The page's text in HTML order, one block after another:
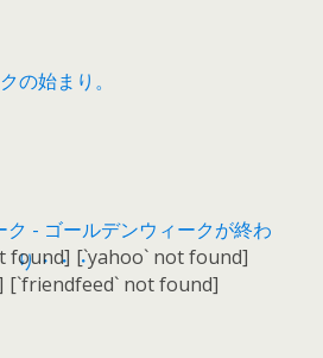
の始まり。
found] [`yahoo` not found]
[`friendfeed` not found]